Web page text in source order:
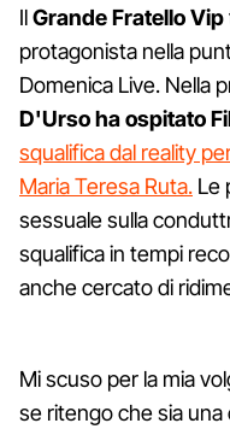
IlGrande Fratello Vip
protagonista nella
Domenica Live. Nella
D'Urso ha ospitato
squalifica dal reality
Maria Teresa Ruta. Le
sessuale sulla
squalifica in tempi
anche cercato di
Mi scuso per la mia
se ritengo che sia